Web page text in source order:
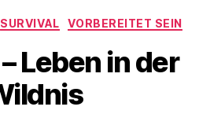
Kategorien
SURVIVAL VORBEREITET SEIN
Leben in der